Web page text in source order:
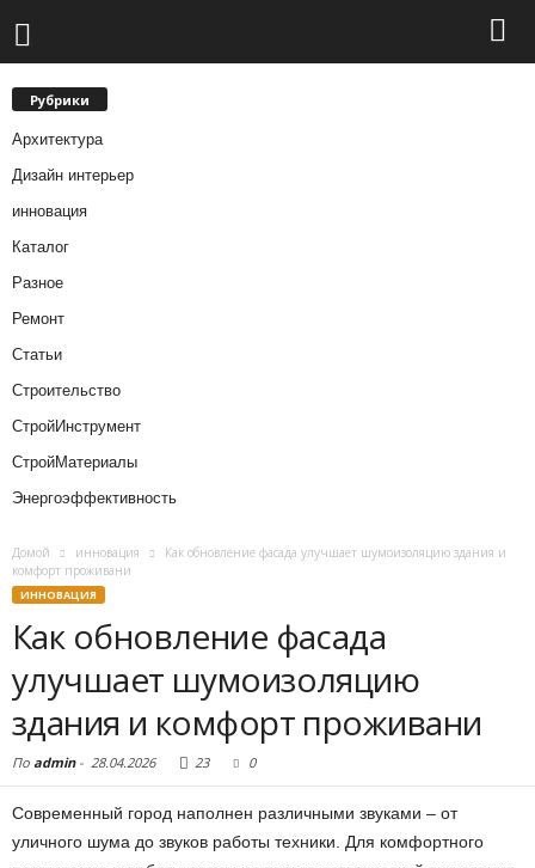
Рубрики
Архитектура
Дизайн интерьер
инновация
Каталог
Разное
Ремонт
Статьи
Строительство
СтройИнструмент
СтройМатериалы
Энергоэффективность
Домой инновация
Как обновление фасада улучшает шумоизоляцию здания и
комфорт проживани
ИННОВАЦИЯ
Как обновление фасада
улучшает шумоизоляцию
здания и комфорт проживани
По admin- 28.04.2026 23 0
Современный город наполнен различными звуками – от
уличного шума до звуков работы техники. Для комфортного